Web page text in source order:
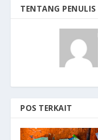
TENTANG PENULIS
POS TERKAIT